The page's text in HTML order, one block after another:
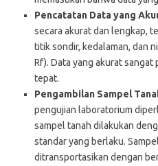
Pencatatan Data yang
secara akurat dan lengkap,
titik sondir, kedalaman, dan
Rf). Data yang akurat
tepat.
Pengambilan Sampel
pengujian laboratorium
sampel tanah dilakukan
standar yang berlaku.
ditransportasikan dengan